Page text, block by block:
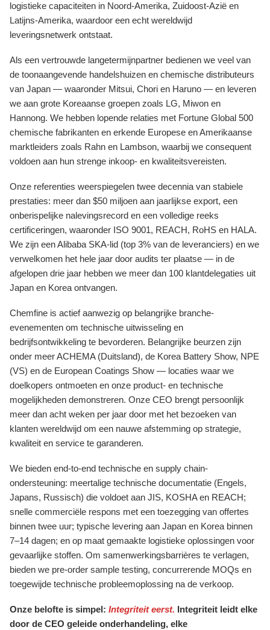
logistieke capaciteiten in Noord-Amerika, Zuidoost-Azië en
Latijns-Amerika, waardoor een echt wereldwijd
leveringsnetwerk ontstaat.
Als een vertrouwde langetermijnpartner bedienen we veel van
de toonaangevende handelshuizen en chemische distributeurs
van Japan — waaronder Mitsui, Chori en Haruno — en leveren
we aan grote Koreaanse groepen zoals LG, Miwon en
Hannong. We hebben lopende relaties met Fortune Global 500
chemische fabrikanten en erkende Europese en Amerikaanse
marktleiders zoals Rahn en Lambson, waarbij we consequent
voldoen aan hun strenge inkoop- en kwaliteitsvereisten.
Onze referenties weerspiegelen twee decennia van stabiele
prestaties: meer dan $50 miljoen aan jaarlijkse export, een
onberispelijke nalevingsrecord en een volledige reeks
certificeringen, waaronder ISO 9001, REACH, RoHS en HALA.
We zijn een Alibaba SKA-lid (top 3% van de leveranciers) en we
verwelkomen het hele jaar door audits ter plaatse — in de
afgelopen drie jaar hebben we meer dan 100 klantdelegaties uit
Japan en Korea ontvangen.
Chemfine is actief aanwezig op belangrijke branche-
evenementen om technische uitwisseling en
bedrijfsontwikkeling te bevorderen. Belangrijke beurzen zijn
onder meer ACHEMA (Duitsland), de Korea Battery Show, NPE
(VS) en de European Coatings Show — locaties waar we
doelkopers ontmoeten en onze product- en technische
mogelijkheden demonstreren. Onze CEO brengt persoonlijk
meer dan acht weken per jaar door met het bezoeken van
klanten wereldwijd om een nauwe afstemming op strategie,
kwaliteit en service te garanderen.
We bieden end-to-end technische en supply chain-
ondersteuning: meertalige technische documentatie (Engels,
Japans, Russisch) die voldoet aan JIS, KOSHA en REACH;
snelle commerciële respons met een toezegging van offertes
binnen twee uur; typische levering aan Japan en Korea binnen
7–14 dagen; en op maat gemaakte logistieke oplossingen voor
gevaarlijke stoffen. Om samenwerkingsbarrières te verlagen,
bieden we pre-order sample testing, concurrerende MOQs en
toegewijde technische probleemoplossing na de verkoop.
Onze belofte is simpel: Integriteit eerst. Integriteit leidt elke
door de CEO geleide onderhandeling, elke